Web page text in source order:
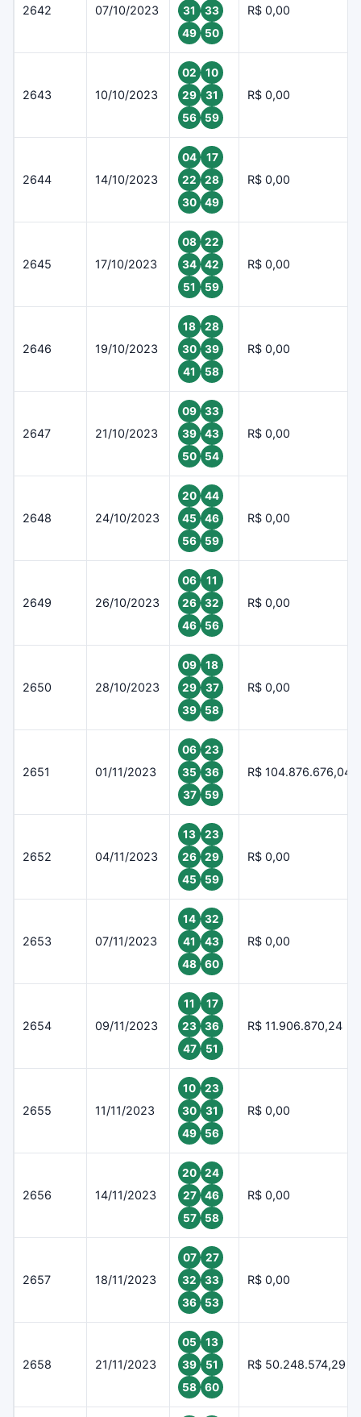
2642 07/10/2023 31
33
49
50
R$ 0,00
2643 10/10/2023
02
10
29
31
56
59
R$ 0,00
2644 14/10/2023
04
17
22
28
30
49
R$ 0,00
2645 17/10/2023
08
22
34
42
51
59
R$ 0,00
2646 19/10/2023
18
28
30
39
41
58
R$ 0,00
2647 21/10/2023
09
33
39
43
50
54
R$ 0,00
2648 24/10/2023
20
44
45
46
56
59
R$ 0,00
2649 26/10/2023
06
11
26
32
46
56
R$ 0,00
2650 28/10/2023
09
18
29
37
39
58
R$ 0,00
2651 01/11/2023
06
23
35
36
37
59
R$ 104.876.676,04
2652 04/11/2023
13
23
26
29
45
59
R$ 0,00
2653 07/11/2023
14
32
41
43
48
60
R$ 0,00
2654 09/11/2023
11
17
23
36
47
51
R$ 11.906.870,24
2655 11/11/2023
10
23
30
31
49
56
R$ 0,00
2656 14/11/2023
20
24
27
46
57
58
R$ 0,00
2657 18/11/2023
07
27
32
33
36
53
R$ 0,00
2658 21/11/2023
05
13
39
51
58
60
R$ 50.248.574,29